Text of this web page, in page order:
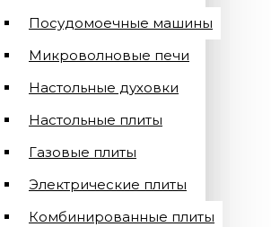
Посудомоечные машины
Микроволновые печи
Настольные духовки
Настольные плиты
Газовые плиты
Электрические плиты
Комбинированные плиты